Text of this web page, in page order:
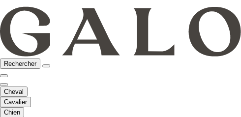
Rechercher
Cheval
Cavalier
Chien